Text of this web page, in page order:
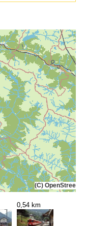
(C)
0,54 km